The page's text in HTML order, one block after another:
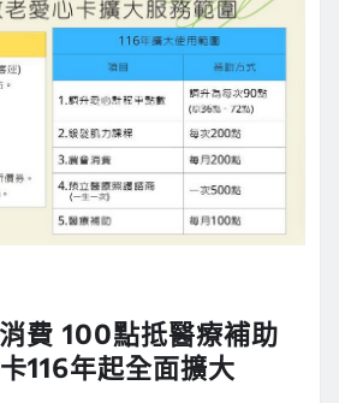
費 100點抵醫療補助
116年起全面擴大